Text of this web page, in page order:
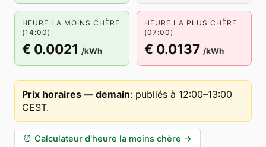
HEURE LA MOINS CHÈRE
(14:00)
€ 0.0021 /kWh
HEURE LA PLUS CHÈRE
(07:00)
€ 0.0137 /kWh
Prix horaires — demain: publiés à 12:00–13:00
CEST.
⏰ Calculateur d'heure la moins chère →